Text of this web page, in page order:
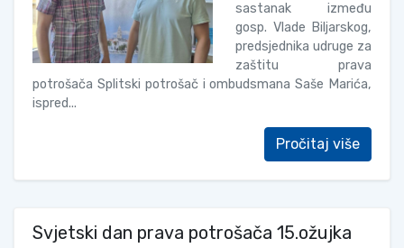
sastanak između
gosp. Vlade Biljarskog,
predsjednika udruge za
zaštitu prava
potrošača Splitski potrošač i ombudsmana Saše Marića,
ispred...
Pročitaj više
Svjetski dan prava potrošača 15.ožujka